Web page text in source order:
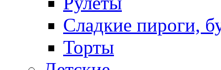
Сладкие пироги,
Торты